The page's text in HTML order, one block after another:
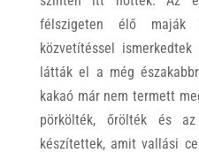
félszigeten élő
közvetítéssel
látták el a még
kakaó már nem termett
pörkölték, őrölték és
készítettek, amit vallási